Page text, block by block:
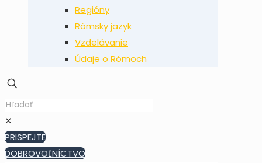
Regióny
Rómsky jazyk
Vzdelávanie
Údaje o Rómoch
✕
PRISPEJTE
DOBROVOĽNÍCTVO